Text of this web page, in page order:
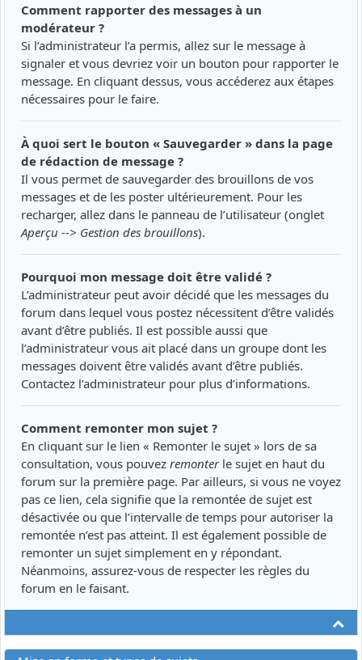
Comment rapporter des messages à un
modérateur ?
Si l’administrateur l’a permis, allez sur le message à
signaler et vous devriez voir un bouton pour rapporter le
message. En cliquant dessus, vous accéderez aux étapes
nécessaires pour le faire.
À quoi sert le bouton « Sauvegarder » dans la page
de rédaction de message ?
Il vous permet de sauvegarder des brouillons de vos
messages et de les poster ultérieurement. Pour les
recharger, allez dans le panneau de l’utilisateur (onglet
Aperçu --> Gestion des brouillons).
Pourquoi mon message doit être validé ?
L’administrateur peut avoir décidé que les messages du
forum dans lequel vous postez nécessitent d’être validés
avant d’être publiés. Il est possible aussi que
l’administrateur vous ait placé dans un groupe dont les
messages doivent être validés avant d’être publiés.
Contactez l’administrateur pour plus d’informations.
Comment remonter mon sujet ?
En cliquant sur le lien « Remonter le sujet » lors de sa
consultation, vous pouvez remonterle sujet en haut du
forum sur la première page. Par ailleurs, si vous ne voyez
pas ce lien, cela signifie que la remontée de sujet est
désactivée ou que l’intervalle de temps pour autoriser la
remontée n’est pas atteint. Il est également possible de
remonter un sujet simplement en y répondant.
Néanmoins, assurez-vous de respecter les règles du
forum en le faisant.